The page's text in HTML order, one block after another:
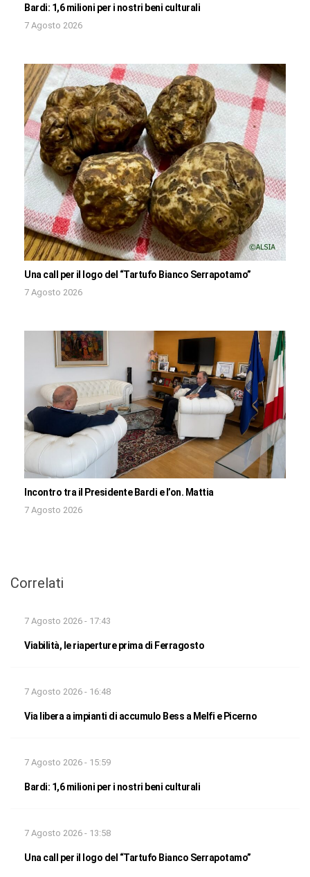
Bardi: 1,6 milioni per i nostri beni culturali
7 Agosto 2026
Una call per il logo del “Tartufo Bianco Serrapotamo”
7 Agosto 2026
Incontro tra il Presidente Bardi e l’on. Mattia
7 Agosto 2026
Correlati
7 Agosto 2026 - 17:43
Viabilità, le riaperture prima di Ferragosto
7 Agosto 2026 - 16:48
Via libera a impianti di accumulo Bess a Melfi e Picerno
7 Agosto 2026 - 15:59
Bardi: 1,6 milioni per i nostri beni culturali
7 Agosto 2026 - 13:58
Una call per il logo del “Tartufo Bianco Serrapotamo”